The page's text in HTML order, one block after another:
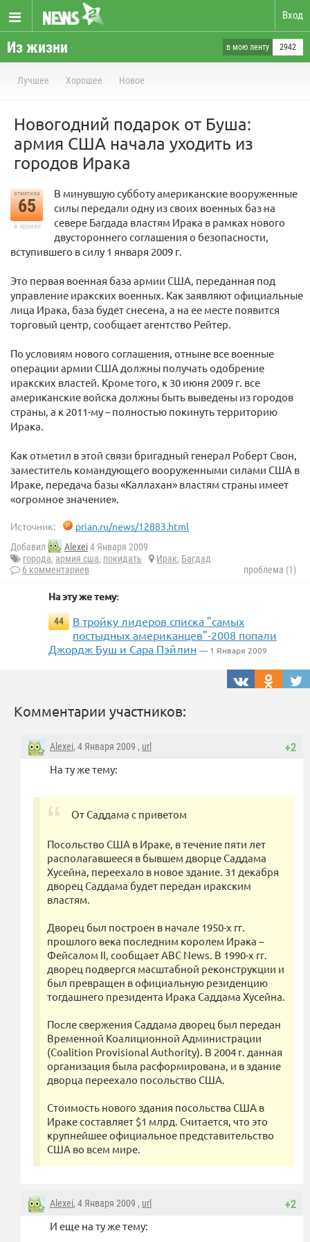
Вход
Из жизни в мою ленту 2942
Лучшее Хорошее Новое
Новогодний подарок от Буша:
армия США начала уходить из
городов Ирака
отметили
65
в архиве
В минувшую субботу американские вооруженные
силы передали одну из своих военных баз на
севере Багдада властям Ирака в рамках нового
двустороннего соглашения о безопасности,
вступившего в силу 1 января 2009 г.
Это первая военная база армии США, переданная под
управление иракских военных. Как заявляют официальные
лица Ирака, база будет снесена, а на ее месте появится
торговый центр, сообщает агентство Рейтер.
По условиям нового соглашения, отныне все военные
операции армии США должны получать одобрение
иракских властей. Кроме того, к 30 июня 2009 г. все
американские войска должны быть выведены из городов
страны, а к 2011-му – полностью покинуть территорию
Ирака.
Как отметил в этой связи бригадный генерал Роберт Свон,
заместитель командующего вооруженными силами США в
Ираке, передача базы «Каллахан» властям страны имеет
«огромное значение».
Источник: prian.ru/news/12883.html
Добавил Alexei4 Января 2009
города, армия сша, покидать Ирак, Багдад
6 комментариев
проблема (1)
На эту же тему:
44
В тройку лидеров списка "самых
постыдных американцев"-2008 попали
Джордж Буш и Сара Пэйлин — 1 Января 2009
Комментарии участников:
+2
Alexei, 4 Января 2009 , url
На ту же тему:
От Саддама с приветом
Посольство США в Ираке, в течение пяти лет
располагавшееся в бывшем дворце Саддама
Хусейна, переехало в новое здание. 31 декабря
дворец Саддама будет передан иракским
властям.
Дворец был построен в начале 1950-х гг.
прошлого века последним королем Ирака –
Фейсалом II, сообщает ABC News. В 1990-х гг.
дворец подвергся масштабной реконструкции и
был превращен в официальную резиденцию
тогдашнего президента Ирака Саддама Хусейна.
После свержения Саддама дворец был передан
Временной Коалиционной Администрации
(Coalition Provisional Authority). В 2004 г. данная
организация была расформирована, и в здание
дворца переехало посольство США.
Стоимость нового здания посольства США в
Ираке составляет $1 млрд. Считается, что это
крупнейшее официальное представительство
США во всем мире.
+2
Alexei, 4 Января 2009 , url
И еще на ту же тему: